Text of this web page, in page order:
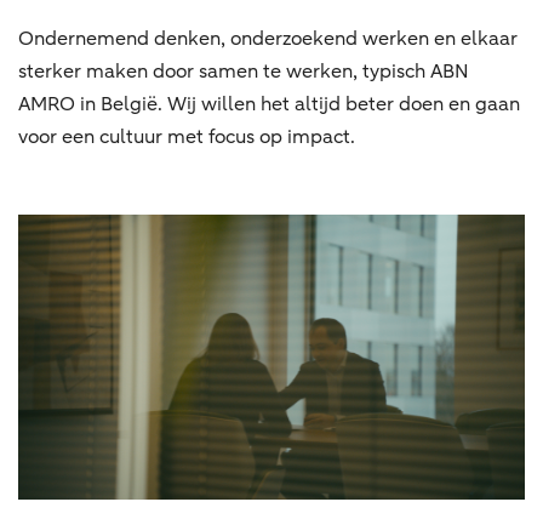
Ondernemend denken, onderzoekend werken en elkaar
sterker maken door samen te werken, typisch ABN
AMRO in België. Wij willen het altijd beter doen en gaan
voor een cultuur met focus op impact.